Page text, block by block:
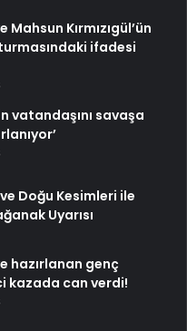
Mahsun Kırmızıgül’ün
ifadesi
vatandaşını savaşa
Doğu Kesimleri ile
Uyarısı
hazırlanan genç
kazada can verdi!